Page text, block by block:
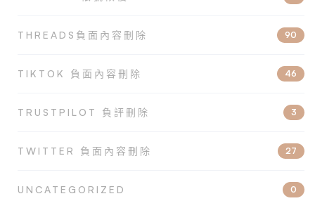
THREADS負面內容刪除 90
TIKTOK 負面內容刪除 46
TRUSTPILOT 負評刪除 3
TWITTER 負面內容刪除 27
UNCATEGORIZED 0